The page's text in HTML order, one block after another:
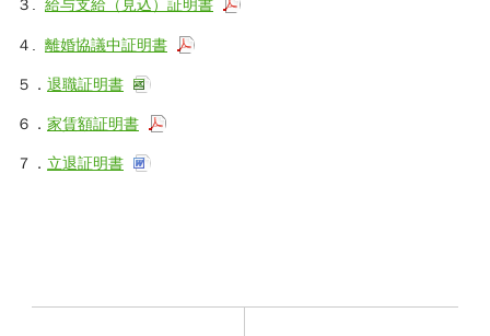
３. 給与支給（見込）証明書
４. 離婚協議中証明書
５． 退職証明書
６． 家賃額証明書
７． 立退証明書